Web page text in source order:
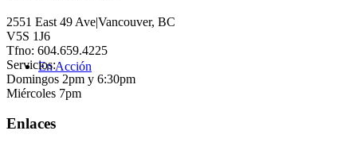
En Acción
2551 East 49 Ave|Vancouver, BC
V5S 1J6
Tfno: 604.659.4225
Servicios:
Domingos 2pm y 6:30pm
Miércoles 7pm
Enlaces